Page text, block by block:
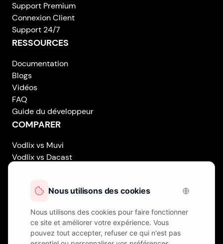
Support Premium
Connexion Client
Support 24/7
RESSOURCES
Documentation
Blogs
Vidéos
FAQ
Guide du développeur
COMPARER
Vodlix vs Muvi
Vodlix vs Dacast
Vodlix vs Brightcove